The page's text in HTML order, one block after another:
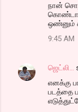
நான்
ஒண்னும்
9:45 AM
ஜெட்லி...
எனக்கு
படத்தை